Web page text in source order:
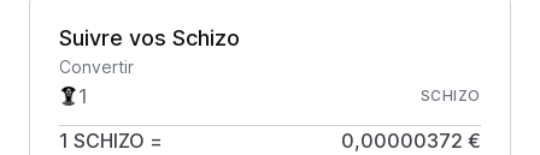
Suivre vos Schizo
Convertir
SCHIZO
1 SCHIZO = 0,00000372 €